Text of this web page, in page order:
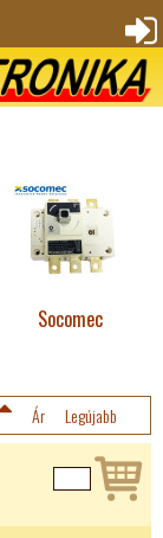
Bejele
ntkez
Socomec
Ár Legújabb